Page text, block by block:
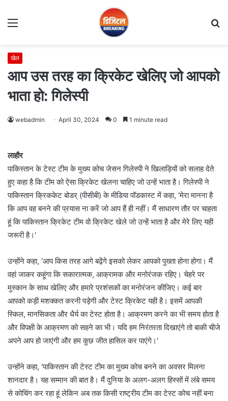
Menu
खेल
आप उस तरह का क्रिकेट खेलिए जो आपको
भाता हो: गिलेस्पी
webadmin April 30, 2024 0 1 minute read
लाहौर
पाकिस्तान के टेस्ट टीम के मुख्य कोच जेसन गिलेस्पी ने खिलाड़ियों को सलाह देते
हुए कहा है कि टीम को ऐसा क्रिकेट खेलना चाहिए जो उन्हें भाता है। गिलेस्पी ने
पाकिस्तान क्रिककेट बोडर् (पीसीबी) के मीडिया पॉडकास्ट में कहा, ‘मेरा मानना है
कि आप वह बनने की प्रयास ना करें जो आप हैं ही नहीं। मैं साधारण तौर पर चाहता
हूं कि पाकिस्तान क्रिकेट टीम वो क्रिकेट खेले जो उन्हें भाता है और मेरे लिए यही
जरूरी है।'
उन्होंने कहा, ‘आप किस तरह आगे बढ़ेंगे इसको लेकर आपको पुख्ता होना होगा। मैं
वहां जाकर कहूंगा कि सकारात्मक, आक्रामक और मनोरंजक रहिए। चेहरे पर
मुस्कान के साथ खेलिए और हमारे प्रशंसकों का मनोरंजन कीजिए। कई बार
आपको कड़ी मशक्कत करनी पड़ेगी और टेस्ट क्रिकेट यही है। इसमें आपकी
स्किल, मानसिकता और धैर्य का टेस्ट होता है। आक्रमण करने का भी समय होता है
और विपक्षी के आक्रमण को सहने का भी। यदि हम निरंतरता दिखाएंगे तो बाकी चीजे
अपने आप हो जाएंगी और हम कुछ जीत हासिल कर पाएंगे।'
उन्होंने कहा, ‘पाकिस्तान की टेस्ट टीम का मुख्य कोच बनने का अवसर मिलना
शानदार है। यह सम्मान की बात है। मैं दुनिया के अलग-अलग हिस्सों में लंबे समय
से कोचिंग कर रहा हूं लेकिन अब तक किसी राष्ट्रीय टीम का टेस्ट कोच नहीं बना